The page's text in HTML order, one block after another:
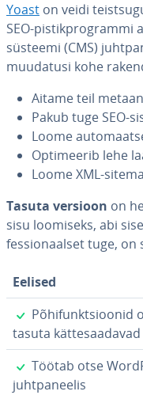
Yoast on veidi
SEO-pis­tik­prog­rammi
süs­teemi (CMS)
muudatusi kohe
Aitame teil
Pakub tuge SEO-
Loome
Op­ti­mee­rib lehe
Loome XML-
Tasuta versioon on
sisu loomiseks, abi
fes­sio­naal­set tuge, on
Eelised
✓
Põ­hi­funkt­sioo­nid
tasuta kät­te­saa­da­vad
✓
Töötab otse
juht­pa­nee­lis